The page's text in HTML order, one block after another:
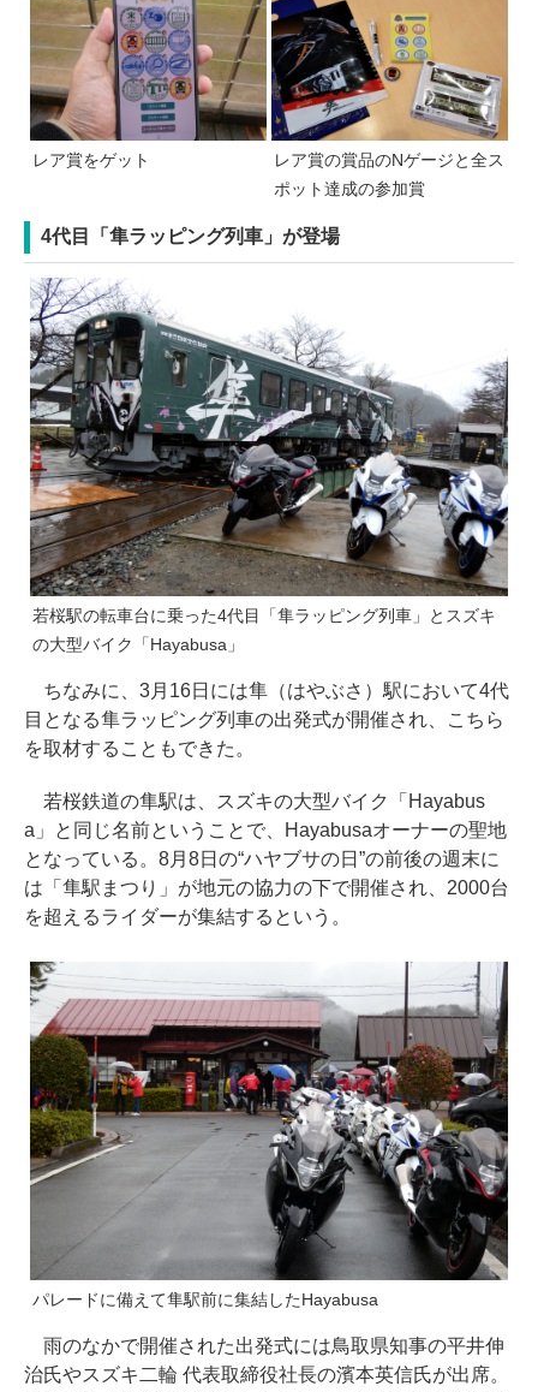
レア賞をゲット
レア賞の賞品のNゲージと全ス
ポット達成の参加賞
4代目「隼ラッピング列車」が登場
若桜駅の転車台に乗った4代目「隼ラッピング列車」とスズキ
の大型バイク「Hayabusa」
ちなみに、3月16日には隼（はやぶさ）駅において4代
目となる隼ラッピング列車の出発式が開催され、こちら
を取材することもできた。
若桜鉄道の隼駅は、スズキの大型バイク「Hayabus
a」と同じ名前ということで、Hayabusaオーナーの聖地
となっている。8月8日の“ハヤブサの日”の前後の週末に
は「隼駅まつり」が地元の協力の下で開催され、2000台
を超えるライダーが集結するという。
パレードに備えて隼駅前に集結したHayabusa
雨のなかで開催された出発式には鳥取県知事の平井伸
治氏やスズキ二輪 代表取締役社長の濱本英信氏が出席。